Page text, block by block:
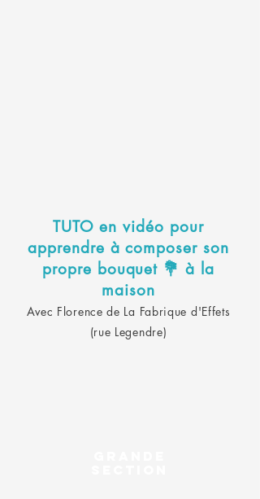
TUTO en vidéo pour
apprendre à composer son
propre bouquet 💐 à la
maison
Avec Florence de La Fabrique d'Effets
(rue Legendre)